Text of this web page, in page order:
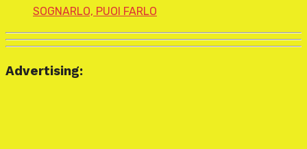
SOGNARLO, PUOI FARLO
Advertising: